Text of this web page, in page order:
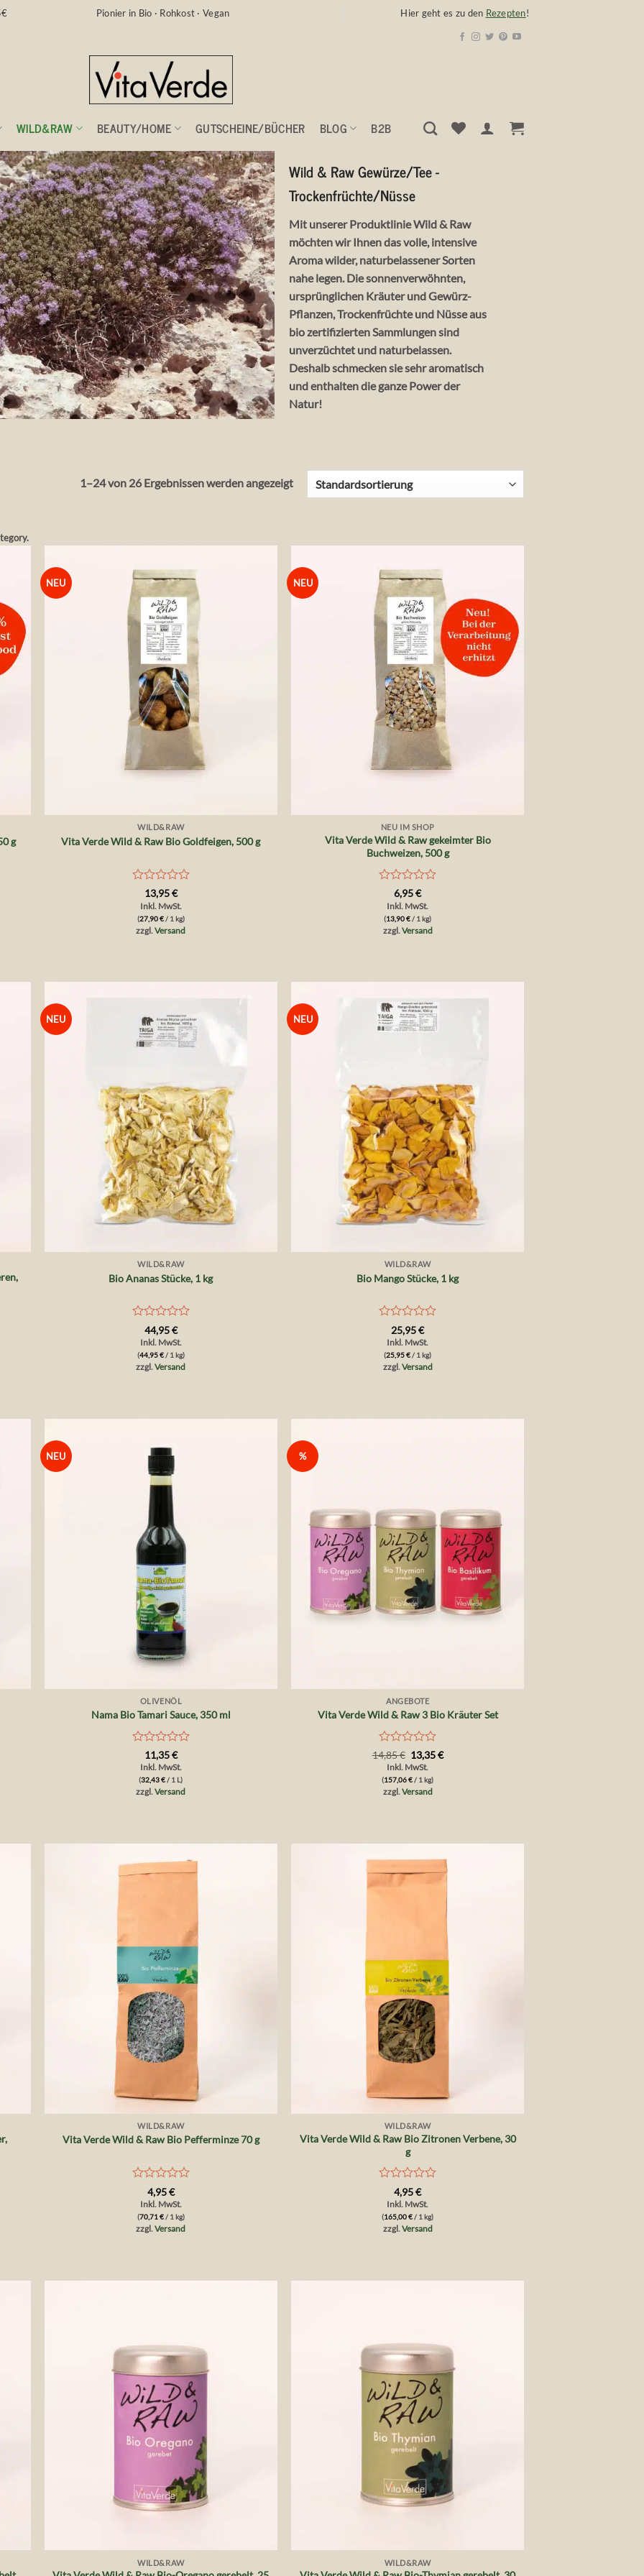
Pionier in Bio · Rohkost · Vegan Hier geht es zu den Rezepten!
WILD&RAW BEAUTY/HOME GUTSCHEINE/BÜCHER BLOG B2B
Wild & RawGewürze/Tee -
Trockenfrüchte/Nüsse
Mit unserer Produktlinie Wild & Raw
möchten wir Ihnen das volle, intensive
Aroma wilder, naturbelassener Sorten
nahe legen. Die sonnenverwöhnten,
ursprünglichen Kräuter und Gewürz-
Pflanzen, Trockenfrüchte und Nüsse aus
bio zertifizierten Sammlungen sind
unverzüchtet und naturbelassen.
Deshalb schmecken sie sehr aromatisch
und enthalten die ganze Power der
Natur!
1–24 von 26 Ergebnissen werden angezeigt
g
NEU
WILD&RAW
Vita Verde Wild & Raw Bio Goldfeigen, 500 g
Bewertet
mit
von
5
13,95€
Inkl. MwSt.
(27,90€/ 1 kg)
zzgl.Versand
NEU
NEU IM SHOP
Vita Verde Wild & Raw gekeimter Bio
Buchweizen, 500 g
Bewertet
mit
von
5
6,95€
Inkl. MwSt.
(13,90€/ 1 kg)
zzgl. Versand
NEU
WILD&RAW
Bio Ananas Stücke, 1 kg
Bewertet
mit
von
5
44,95€
Inkl. MwSt.
(44,95€/ 1 kg)
zzgl.Versand
NEU
WILD&RAW
Bio Mango Stücke, 1 kg
Bewertet
mit
von
5
25,95€
Inkl. MwSt.
(25,95€/ 1 kg)
zzgl. Versand
NEU
OLIVENÖL
Nama Bio Tamari Sauce, 350 ml
Bewertet
mit
von
11,35€
Inkl. MwSt.
(32,43€/ 1 L)
zzgl.Versand
%
ANGEBOTE
Vita Verde Wild & Raw 3 Bio Kräuter Set
Bewertet
mit
0
von
14,85€ Ursprünglicher
Preis
war:
14,85 €
13,35€Aktueller
Inkl. MwSt.
(157,06€/ 1 kg)
zzgl. Versand
WILD&RAW
Vita Verde Wild & Raw Bio Pefferminze 70 g
Bewertet
mit
von
5
4,95€
Inkl. MwSt.
(70,71 €/ 1 kg)
zzgl.Versand
WILD&RAW
Vita Verde Wild & Raw Bio Zitronen Verbene, 30
g
Bewertet
mit
0
von
5
4,95€
Inkl. MwSt.
(165,00€/ 1 kg)
zzgl. Versand
WILD&RAW WILD&RAW